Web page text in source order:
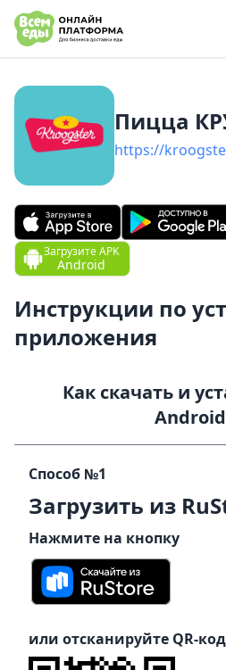
Пицца
https://
Загрузите APK
Android
Инструкции по
приложения
Как скачать и установить на
Способ №1
Загрузить из
Нажмите на кнопку
или отсканируйте QR-код
menu